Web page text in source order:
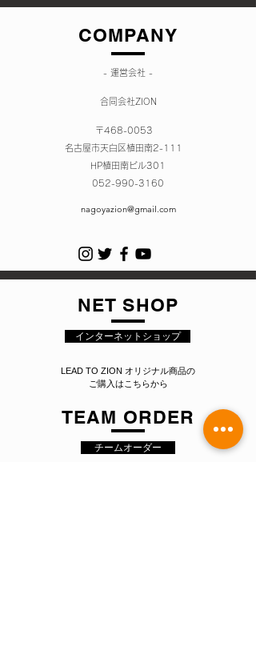
COMPANY
- 運営会社 -
合同会社ZION
〒468-0053
名古屋市天白区植田南2-111
HP植田南ビル301
052-990-3160
nagoyazion@gmail.com
NET SHOP
インターネットショップ
LEAD TO ZION オリジナル商品の
ご購入はこちらから
TEAM ORDER
チームオーダー